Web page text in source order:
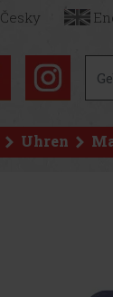
Česky
Uhren